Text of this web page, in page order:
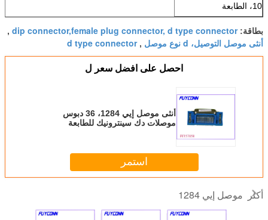
10، الطابعة
بطاقة:dip connector,female plug connector, d type connector
,
أنثى موصل التوصيل، d نوع موصل ,
d type connector
احصل على افضل سعر ل
أنثى موصل إيي 1284، 36 دبوس
موصلات دك سينترونيك للطابعة
استمر
أكثر موصل إيي 1284